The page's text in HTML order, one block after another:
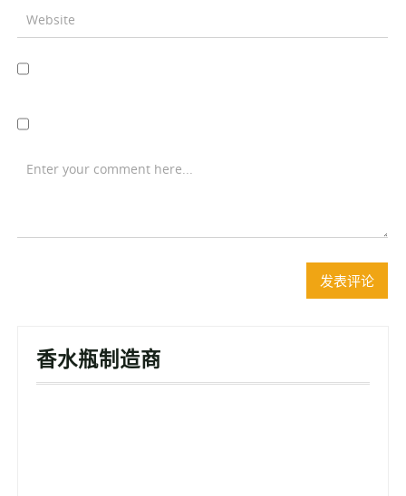
香水瓶制造商